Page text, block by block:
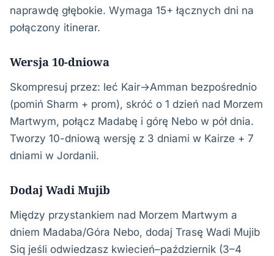
naprawdę głębokie. Wymaga 15+ łącznych dni na
połączony itinerar.
Wersja 10-dniowa
Skompresuj przez: leć Kair→Amman bezpośrednio
(pomiń Sharm + prom), skróć o 1 dzień nad Morzem
Martwym, połącz Madabę i górę Nebo w pół dnia.
Tworzy 10-dniową wersję z 3 dniami w Kairze + 7
dniami w Jordanii.
Dodaj Wadi Mujib
Między przystankiem nad Morzem Martwym a
dniem Madaba/Góra Nebo, dodaj Trasę Wadi Mujib
Siq jeśli odwiedzasz kwiecień–październik (3–4